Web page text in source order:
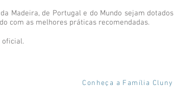
Madeira, de Portugal e do Mundo sejam dotados
com as melhores práticas recomendadas.
oficial.
Conheça a Família Cluny